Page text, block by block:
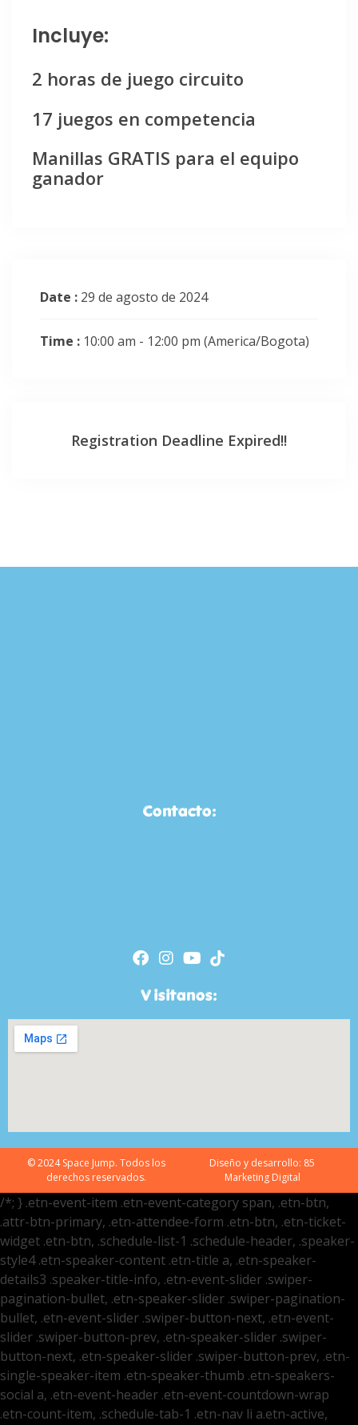
Incluye:
2 horas de juego circuito
17 juegos en competencia
Manillas GRATIS para el equipo
ganador
Date : 29 de agosto de 2024
Time : 10:00 am - 12:00 pm (America/Bogota)
Registration Deadline Expired!!
Contacto:
Visitanos:
© 2024 Space Jump. Todos los
derechos reservados.
Diseño y desarrollo: 85
Marketing Digital
/*; } .etn-event-item .etn-event-category span, .etn-btn,
.attr-btn-primary, .etn-attendee-form .etn-btn, .etn-ticket-
widget .etn-btn, .schedule-list-1 .schedule-header, .speaker-
style4 .etn-speaker-content .etn-title a, .etn-speaker-
details3 .speaker-title-info, .etn-event-slider .swiper-
pagination-bullet, .etn-speaker-slider .swiper-pagination-
bullet, .etn-event-slider .swiper-button-next, .etn-event-
slider .swiper-button-prev, .etn-speaker-slider .swiper-
button-next, .etn-speaker-slider .swiper-button-prev, .etn-
single-speaker-item .etn-speaker-thumb .etn-speakers-
social a, .etn-event-header .etn-event-countdown-wrap
.etn-count-item, .schedule-tab-1 .etn-nav li a.etn-active,